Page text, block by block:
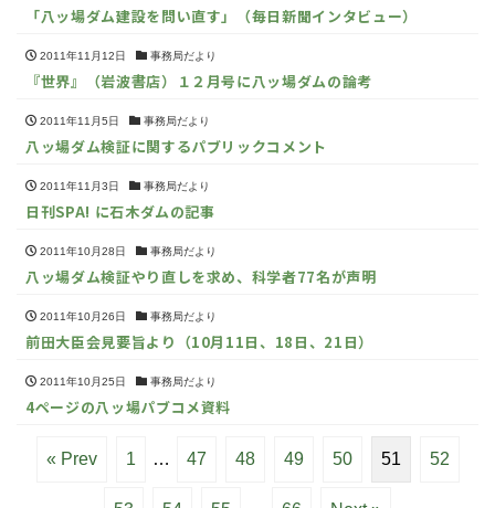
「八ッ場ダム建設を問い直す」（毎日新聞インタビュー）
2011年11月12日 事務局だより
『世界』（岩波書店）１２月号に八ッ場ダムの論考
2011年11月5日 事務局だより
八ッ場ダム検証に関するパブリックコメント
2011年11月3日 事務局だより
日刊SPA! に石木ダムの記事
2011年10月28日 事務局だより
八ッ場ダム検証やり直しを求め、科学者77名が声明
2011年10月26日 事務局だより
前田大臣会見要旨より（10月11日、18日、21日）
2011年10月25日 事務局だより
4ページの八ッ場パブコメ資料
« Prev 1 … 47 48 49 50 51 52